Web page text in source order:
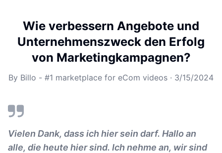
Wie verbessern Angebote und
Unternehmenszweck den Erfolg
von Marketingkampagnen?
By Billo - #1 marketplace for eCom videos · 3/15/2024
Vielen Dank, dass ich hier sein darf. Hallo an
alle, die heute hier sind. Ich nehme an, wir sind